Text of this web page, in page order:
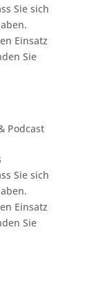
Sie sich
Einsatz
Sie
Podcast
Sie sich
Einsatz
Sie